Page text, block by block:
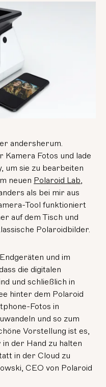
andersherum.
Kamera Fotos und lade
um sie zu bearbeiten
neuen Polaroid Lab,
als bei mir aus
Tool funktioniert
auf dem Tisch und
Polaroidbilder.
und im
die digitalen
und schließlich in
hinter dem Polaroid
Fotos in
und so zum
Vorstellung ist es,
der Hand zu halten
in der Cloud zu
CEO von Polaroid